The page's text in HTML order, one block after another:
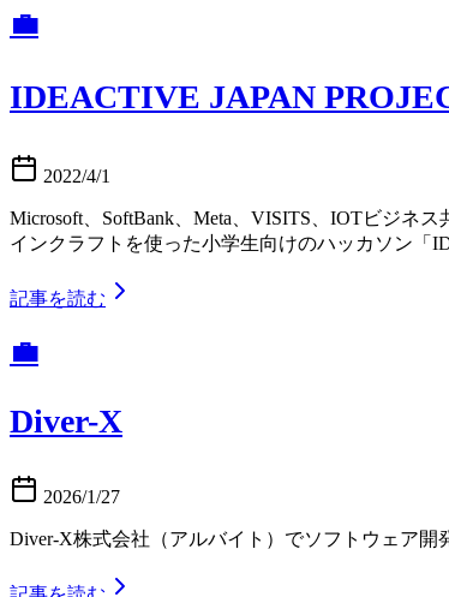
💼
IDEACTIVE JAPAN
2022/4/1
Microsoft、SoftBank、Meta、VISITS、IOTビジネ
インクラフトを使った小学生向けのハッカソン「
記事を読む
💼
Diver-X
2026/1/27
Diver-X株式会社（アルバイト）でソフトウェア開